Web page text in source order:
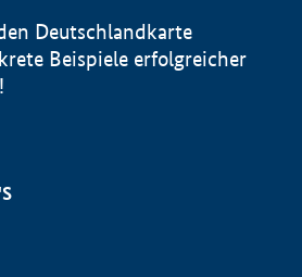
Deutschlandkarte
Beispiele erfolgreicher